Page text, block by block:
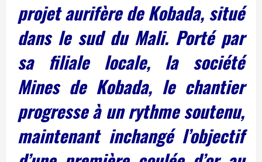
projet aurifère de Kobada, situé
dans le sud du Mali. Porté par
sa filiale locale, la société
Mines de Kobada, le chantier
progresse à un rythme soutenu,
maintenant inchangé l’objectif